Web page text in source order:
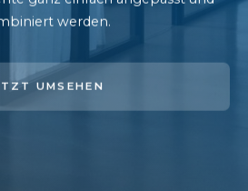
werden.
UMSEHEN